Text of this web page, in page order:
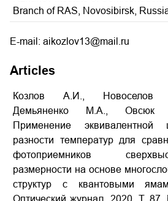
Branch of RAS, Novosibirsk,
E-mail: aikozlov13@mail.ru
Articles
Козлов А.И., Новоселов
Демьяненко М.А., Овсюк
Применение эквивалентной
разности температур для
фотоприемников
размерности на основе
структур с квантовыми
Оптический журнал. 2020. Т. 87.